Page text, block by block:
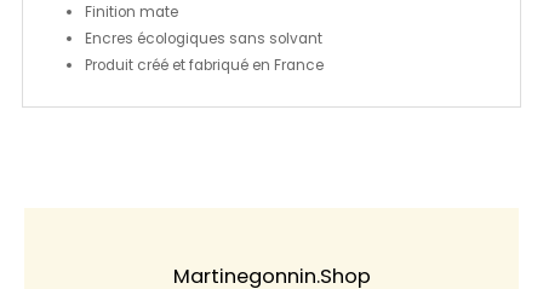
Finition mate
Encres écologiques sans solvant
Produit créé et fabriqué en France
Martinegonnin.shop